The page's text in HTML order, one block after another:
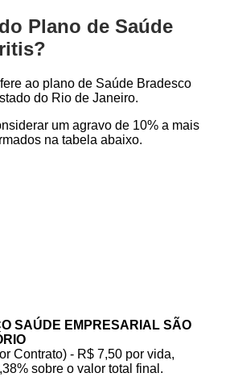
Plano de Saúde
ao plano de Saúde Bradesco
do Rio de Janeiro.
um agravo de 10% a mais
na tabela abaixo.
SAÚDE EMPRESARIAL SÃO
Contrato) - R$ 7,50 por vida,
sobre o valor total final.